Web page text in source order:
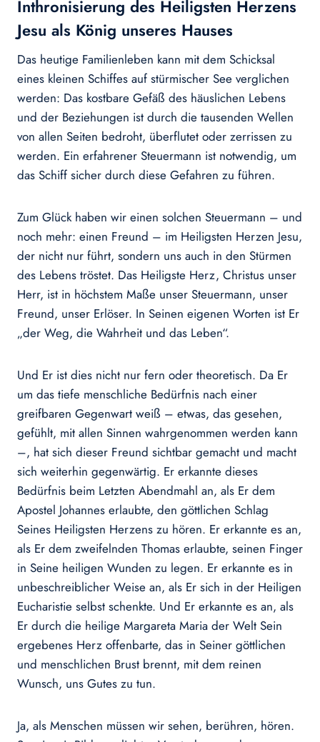
Inthronisierung des Heiligsten Herzens
Jesu als König unseres Hauses
Das heutige Familienleben kann mit dem Schicksal
eines kleinen Schiffes auf stürmischer See verglichen
werden: Das kostbare Gefäß des häuslichen Lebens
und der Beziehungen ist durch die tausenden Wellen
von allen Seiten bedroht, überflutet oder zerrissen zu
werden. Ein erfahrener Steuermann ist notwendig, um
das Schiff sicher durch diese Gefahren zu führen.
Zum Glück haben wir einen solchen Steuermann – und
noch mehr: einen Freund – im Heiligsten Herzen Jesu,
der nicht nur führt, sondern uns auch in den Stürmen
des Lebens tröstet. Das Heiligste Herz, Christus unser
Herr, ist in höchstem Maße unser Steuermann, unser
Freund, unser Erlöser. In Seinen eigenen Worten ist Er
„der Weg, die Wahrheit und das Leben“.
Und Er ist dies nicht nur fern oder theoretisch. Da Er
um das tiefe menschliche Bedürfnis nach einer
greifbaren Gegenwart weiß – etwas, das gesehen,
gefühlt, mit allen Sinnen wahrgenommen werden kann
–, hat sich dieser Freund sichtbar gemacht und macht
sich weiterhin gegenwärtig. Er erkannte dieses
Bedürfnis beim Letzten Abendmahl an, als Er dem
Apostel Johannes erlaubte, den göttlichen Schlag
Seines Heiligsten Herzens zu hören. Er erkannte es an,
als Er dem zweifelnden Thomas erlaubte, seinen Finger
in Seine heiligen Wunden zu legen. Er erkannte es in
unbeschreiblicher Weise an, als Er sich in der Heiligen
Eucharistie selbst schenkte. Und Er erkannte es an, als
Er durch die heilige Margareta Maria der Welt Sein
ergebenes Herz offenbarte, das in Seiner göttlichen
und menschlichen Brust brennt, mit dem reinen
Wunsch, uns Gutes zu tun.
Ja, als Menschen müssen wir sehen, berühren, hören.